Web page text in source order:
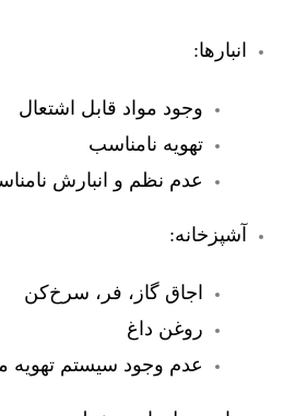
انبارها:
وجود مواد قابل اشتعال
تهویه نامناسب
عدم نظم و انبارش
آشپزخانه:
اجاق گاز، فر، سرخ‌کن
روغن داغ
عدم وجود سیستم تهویه